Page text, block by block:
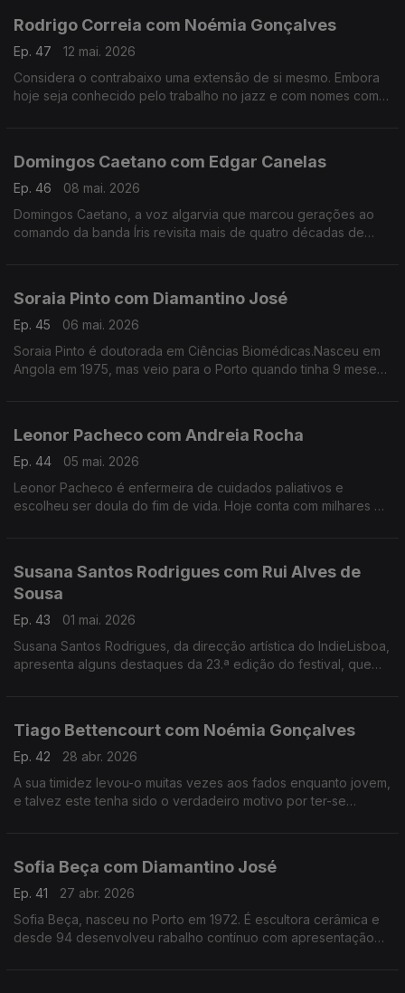
Rodrigo Correia com Noémia Gonçalves
Ep. 47
12 mai. 2026
Considera o contrabaixo uma extensão de si mesmo. Embora
hoje seja conhecido pelo trabalho no jazz e com nomes como
Domingos Caetano com Edgar Canelas
Ep. 46
08 mai. 2026
Domingos Caetano, a voz algarvia que marcou gerações ao
comando da banda Íris revisita mais de quatro décadas de
Soraia Pinto com Diamantino José
Ep. 45
06 mai. 2026
Soraia Pinto é doutorada em Ciências Biomédicas.Nasceu em
Angola em 1975, mas veio para o Porto quando tinha 9 meses.
Leonor Pacheco com Andreia Rocha
Ep. 44
05 mai. 2026
Leonor Pacheco é enfermeira de cuidados paliativos e
escolheu ser doula do fim de vida. Hoje conta com milhares de
Susana Santos Rodrigues com Rui Alves de
Sousa
Ep. 43
01 mai. 2026
Susana Santos Rodrigues, da direcção artística do IndieLisboa,
apresenta alguns destaques da 23.ª edição do festival, que
Tiago Bettencourt com Noémia Gonçalves
Ep. 42
28 abr. 2026
A sua timidez levou-o muitas vezes aos fados enquanto jovem,
e talvez este tenha sido o verdadeiro motivo por ter-se
Sofia Beça com Diamantino José
Ep. 41
27 abr. 2026
Sofia Beça, nasceu no Porto em 1972. É escultora cerâmica e
desde 94 desenvolveu rabalho contínuo com apresentação